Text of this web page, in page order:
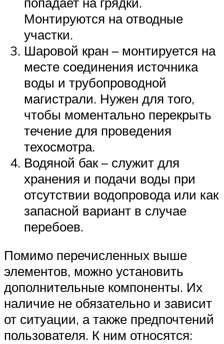
Монтируются на отводные
участки.
Шаровой кран – монтируется на
месте соединения источника
воды и трубопроводной
магистрали. Нужен для того,
чтобы моментально перекрыть
течение для проведения
техосмотра.
Водяной бак – служит для
хранения и подачи воды при
отсутствии водопровода или как
запасной вариант в случае
перебоев.
Помимо перечисленных выше
элементов, можно установить
дополнительные компоненты. Их
наличие не обязательно и зависит
от ситуации, а также предпочтений
пользователя. К ним относятся: